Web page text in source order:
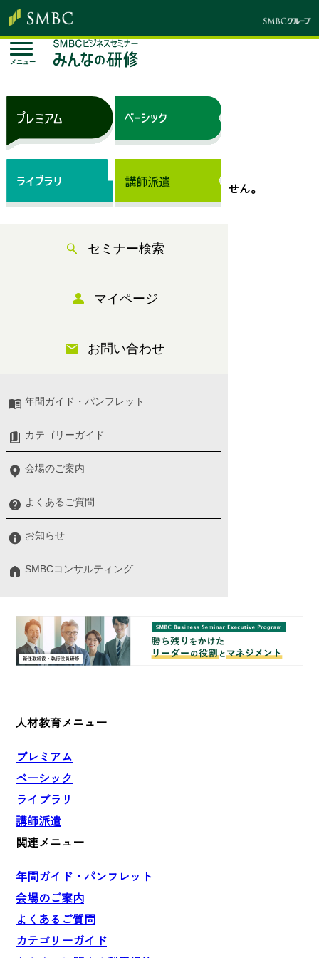
メニュー
セミナー検索
マイページ
お問い合わせ
年間ガイド・パンフレット
カテゴリーガイド
会場のご案内
よくあるご質問
お知らせ
SMBCコンサルティング
表示できるセミナー情報はありません。
人材教育メニュー
プレミアム
ベーシック
ライブラリ
講師派遣
関連メニュー
年間ガイド・パンフレット
会場のご案内
よくあるご質問
カテゴリーガイド